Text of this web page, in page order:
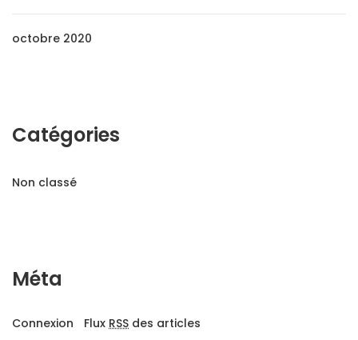
octobre 2020
Catégories
Non classé
Méta
Connexion Flux RSS des articles